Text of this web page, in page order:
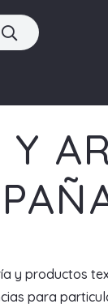
y productos
para